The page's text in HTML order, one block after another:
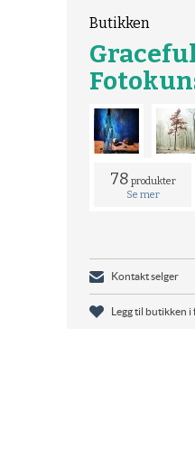
Butikken
78 produkter
Se mer
Kontakt selger
Legg til butikken